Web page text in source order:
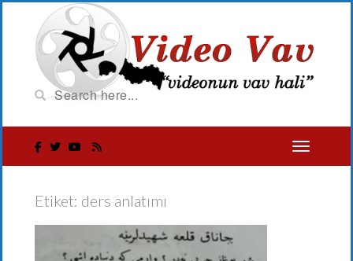
Etiket: ders anlatımı